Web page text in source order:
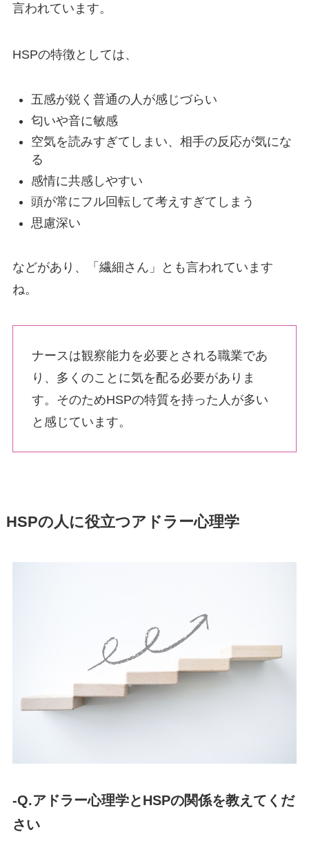
言われています。
HSPの特徴としては、
五感が鋭く普通の人が感じづらい
匂いや音に敏感
空気を読みすぎてしまい、相手の反応が気にな
る
感情に共感しやすい
頭が常にフル回転して考えすぎてしまう
思慮深い
などがあり、「繊細さん」とも言われています
ね。
ナースは観察能力を必要とされる職業であ
り、多くのことに気を配る必要がありま
す。そのためHSPの特質を持った人が多い
と感じています。
HSPの人に役立つアドラー心理学
-Q.アドラー心理学とHSPの関係を教えてくだ
さい